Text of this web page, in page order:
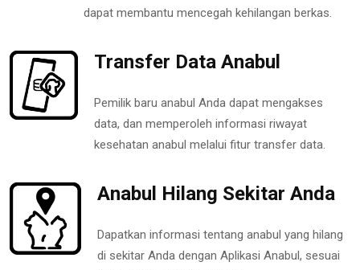
dapat membantu mencegah kehilangan berkas.
Transfer Data Anabul
Pemilik baru anabul Anda dapat mengakses
data, dan memperoleh informasi riwayat
kesehatan anabul melalui fitur transfer data.
Anabul Hilang Sekitar Anda
Dapatkan informasi tentang anabul yang hilang
di sekitar Anda dengan Aplikasi Anabul, sesuai